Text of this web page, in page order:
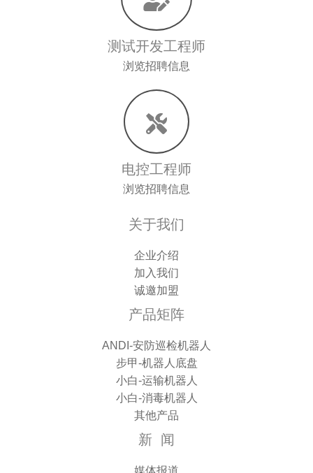
测试开发工程师
浏览招聘信息
电控工程师
浏览招聘信息
关于我们
企业介绍
加入我们
诚邀加盟
产品矩阵
ANDI-安防巡检机器人
步甲-机器人底盘
小白-运输机器人
小白-消毒机器人
其他产品
新 闻
媒体报道